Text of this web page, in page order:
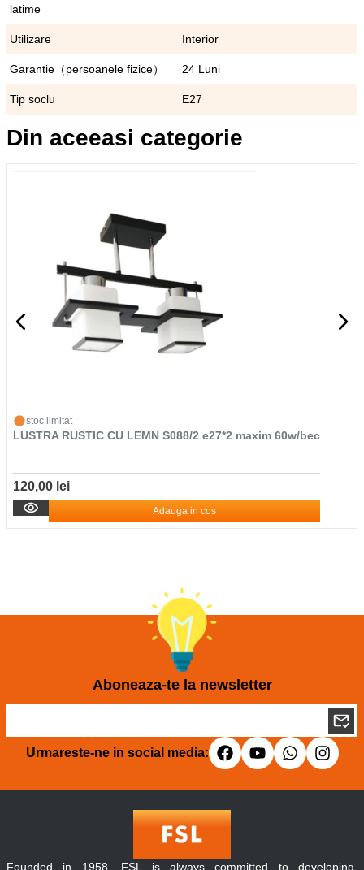
latime
Utilizare Interior
Garantie（persoanele fizice） 24 Luni
Tip soclu E27
Din aceeasi categorie
stoc limitat
LUSTRA RUSTIC CU LEMN S088/2 e27*2 maxim 60w/bec
120,00 lei
Adauga in cos
Aboneaza-te la newsletter
Urmareste-ne in social media:
Founded in 1958, FSL is always committed to developing,